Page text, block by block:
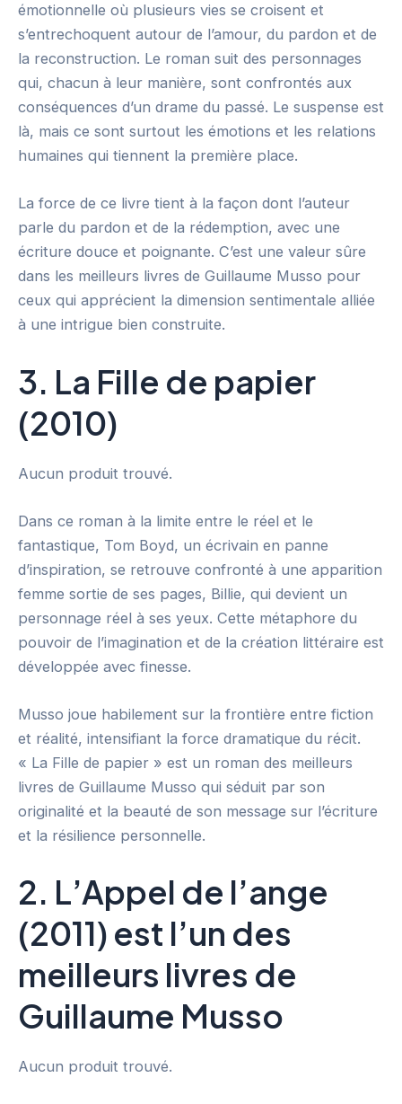
émotionnelle où plusieurs vies se croisent et
s’entrechoquent autour de l’amour, du pardon et de
la reconstruction. Le roman suit des personnages
qui, chacun à leur manière, sont confrontés aux
conséquences d’un drame du passé. Le suspense est
là, mais ce sont surtout les émotions et les relations
humaines qui tiennent la première place.
La force de ce livre tient à la façon dont l’auteur
parle du pardon et de la rédemption, avec une
écriture douce et poignante. C’est une valeur sûre
dans les meilleurs livres de Guillaume Musso pour
ceux qui apprécient la dimension sentimentale alliée
à une intrigue bien construite.
3. La Fille de papier
(2010)
Aucun produit trouvé.
Dans ce roman à la limite entre le réel et le
fantastique, Tom Boyd, un écrivain en panne
d’inspiration, se retrouve confronté à une apparition
femme sortie de ses pages, Billie, qui devient un
personnage réel à ses yeux. Cette métaphore du
pouvoir de l’imagination et de la création littéraire est
développée avec finesse.
Musso joue habilement sur la frontière entre fiction
et réalité, intensifiant la force dramatique du récit.
« La Fille de papier » est un roman des meilleurs
livres de Guillaume Musso qui séduit par son
originalité et la beauté de son message sur l’écriture
et la résilience personnelle.
2. L’Appel de l’ange
(2011) est l’un des
meilleurs livres de
Guillaume Musso
Aucun produit trouvé.